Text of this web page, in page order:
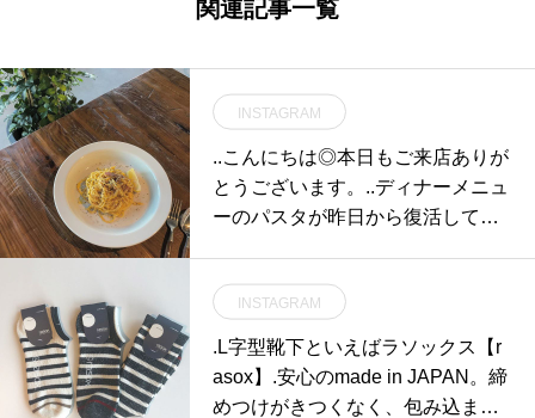
関連記事一覧
INSTAGRAM
..こんにちは◎本日もご来店ありが
とうございます。..ディナーメニュ
ーのパスタが昨日から復活してお
しております。….写真のパスタは
濃厚カルボナーラです。レモンを
絞るとサッパリで美味しいです
よ。..本日も21時まで営業してお
INSTAGRAM
.L字型靴下といえばラソックス【r
asox】.安心のmade in JAPAN。締
めつけがきつくなく、包み込まれ